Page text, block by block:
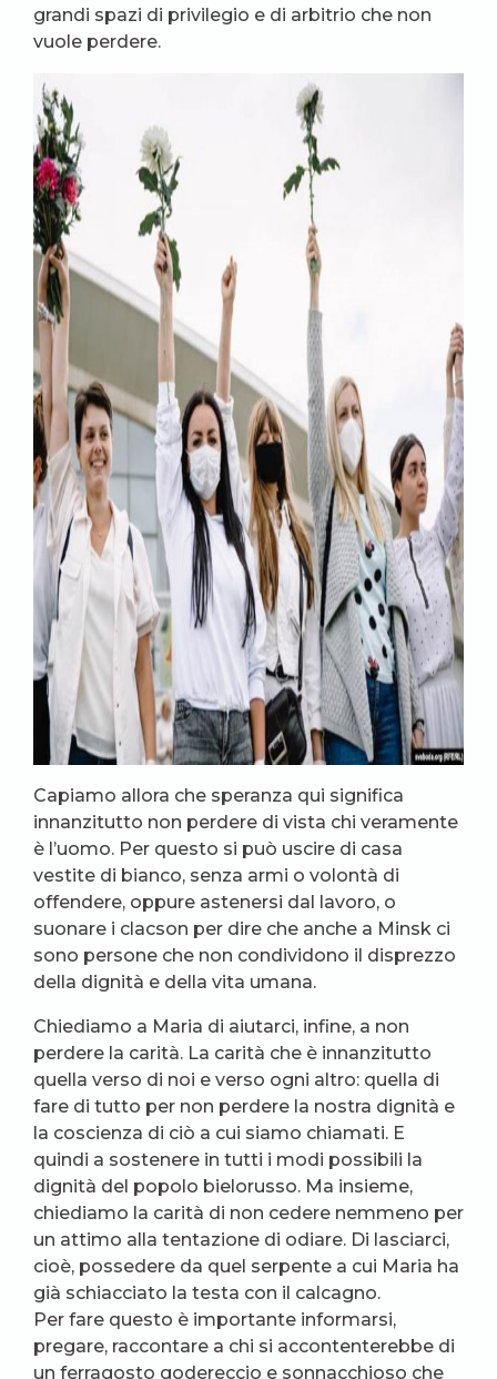
grandi spazi di privilegio e di arbitrio che non
vuole perdere.
Capiamo allora che speranza qui significa
innanzitutto non perdere di vista chi veramente
è l’uomo. Per questo si può uscire di casa
vestite di bianco, senza armi o volontà di
offendere, oppure astenersi dal lavoro, o
suonare i clacson per dire che anche a Minsk ci
sono persone che non condividono il disprezzo
della dignità e della vita umana.
Chiediamo a Maria di aiutarci, infine, a non
perdere la carità. La carità che è innanzitutto
quella verso di noi e verso ogni altro: quella di
fare di tutto per non perdere la nostra dignità e
la coscienza di ciò a cui siamo chiamati. E
quindi a sostenere in tutti i modi possibili la
dignità del popolo bielorusso. Ma insieme,
chiediamo la carità di non cedere nemmeno per
un attimo alla tentazione di odiare. Di lasciarci,
cioè, possedere da quel serpente a cui Maria ha
già schiacciato la testa con il calcagno.
Per fare questo è importante informarsi,
pregare, raccontare a chi si accontenterebbe di
un ferragosto godereccio e sonnacchioso che